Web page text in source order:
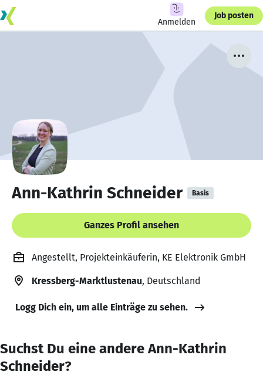
Anmelden
Job posten
Ann-Kathrin Schneider Basis
Ganzes Profil ansehen
Angestellt, Projekteinkäuferin, KE Elektronik GmbH
Kressberg-Marktlustenau, Deutschland
Logg Dich ein, um alle Einträge zu sehen.
Suchst Du eine andere Ann-Kathrin
Schneider?